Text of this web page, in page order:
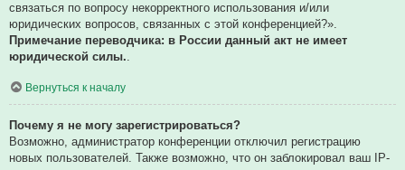
связаться по вопросу некорректного использования и/или
юридических вопросов, связанных с этой конференцией?».
Примечание переводчика: в России данный акт не имеет
юридической силы..
Вернуться к началу
Почему я не могу зарегистрироваться?
Возможно, администратор конференции отключил регистрацию
новых пользователей. Также возможно, что он заблокировал ваш IP-